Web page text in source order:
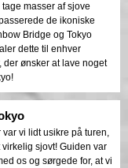
masser af sjove
de ikoniske
Bridge og Tokyo
dette til enhver
der ønsker at lave noget
vi lidt usikre på turen,
sjovt! Guiden var
os og sørgede for, at vi